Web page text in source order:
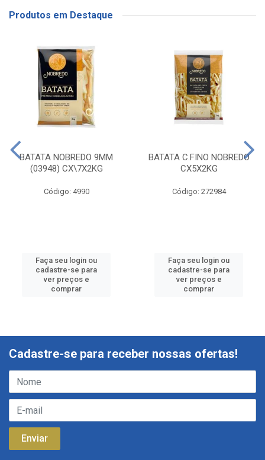
Produtos em Destaque
BATATA NOBREDO 9MM
(03948) CX\7X2KG
Código: 4990
Faça seu login ou
cadastre-se para
ver preços e
comprar
BATATA C.FINO NOBREDO
CX5X2KG
Código: 272984
Faça seu login ou
cadastre-se para
ver preços e
comprar
Cadastre-se para receber nossas ofertas!